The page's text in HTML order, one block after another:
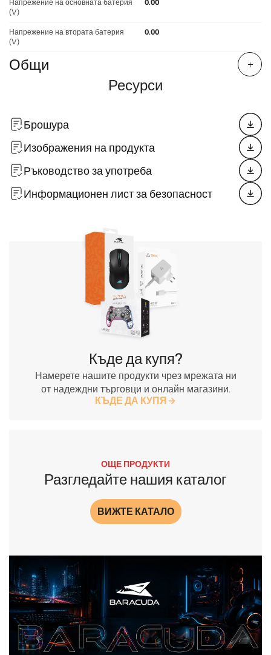
Напрежение на основната батерия
(V)
0.00
Напрежение на втората батерия
(V)
0.00
Общи
Ресурси
Брошура
Изображения на продукта
Ръководство за употреба
Информационен лист за безопасност
Намерете нашите продукти чрез мрежата ни
от надеждни търговци и онлайн магазини.
Къде да купя?
КЪДЕ ДА КУПЯ
ОЩЕ ПРОДУКТИ
Разгледайте нашия каталог
ВИЖТЕ КАТАЛО